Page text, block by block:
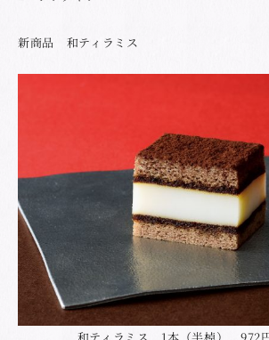
新商品 和ティラミス